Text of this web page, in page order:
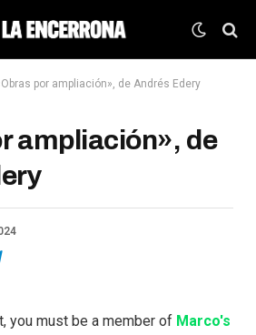
por ampliación», de Andrés Edery
ampliación», de
you must be a member of Marco's